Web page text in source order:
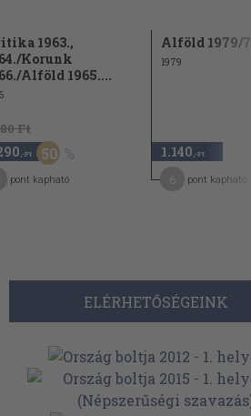
1963.,
Korunk
Alföld 1965....
Ft
,-Ft 50
pont kapható
Alföld 1979/7.
1979
1.140 ,-Ft
pont kapható
ELÉRHETŐSÉGEINK